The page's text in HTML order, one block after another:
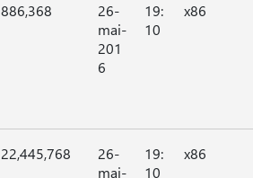
886,368
26-
mai-
201
6
19:
10
x86
22,445,768
26-
mai-
19:
10
x86